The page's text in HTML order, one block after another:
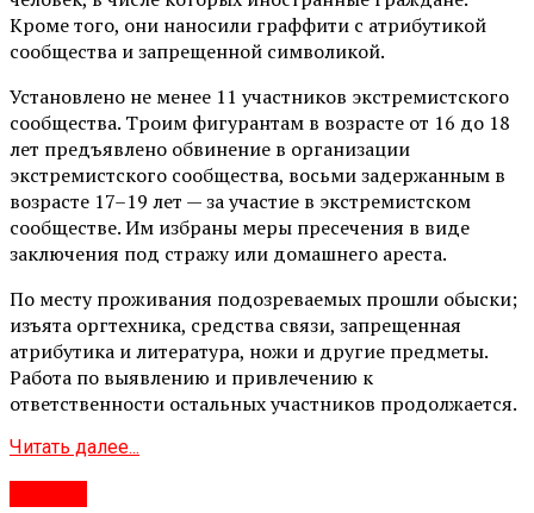
Кроме того, они наносили граффити с атрибутикой
сообщества и запрещенной символикой.
Установлено не менее 11 участников экстремистского
сообщества. Троим фигурантам в возрасте от 16 до 18
лет предъявлено обвинение в организации
экстремистского сообщества, восьми задержанным в
возрасте 17–19 лет — за участие в экстремистском
сообществе. Им избраны меры пресечения в виде
заключения под стражу или домашнего ареста.
По месту проживания подозреваемых прошли обыски;
изъята оргтехника, средства связи, запрещенная
атрибутика и литература, ножи и другие предметы.
Работа по выявлению и привлечению к
ответственности остальных участников продолжается.
Читать далее...